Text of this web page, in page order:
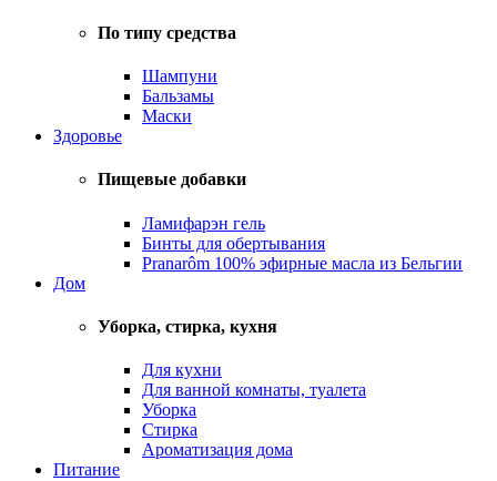
По типу средства
Шампуни
Бальзамы
Маски
Здоровье
Пищевые добавки
Ламифарэн гель
Бинты для обертывания
Pranarôm 100% эфирные масла из Бельгии
Дом
Уборка, стирка, кухня
Для кухни
Для ванной комнаты, туалета
Уборка
Стирка
Ароматизация дома
Питание